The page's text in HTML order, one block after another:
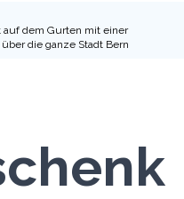
auf dem Gurten mit einer
die ganze Stadt Bern